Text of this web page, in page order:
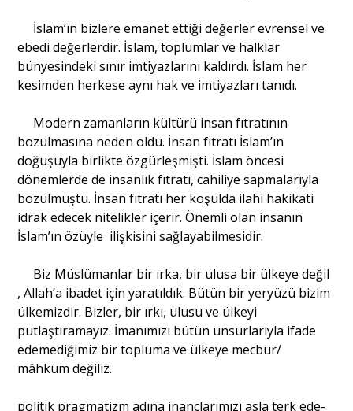
İslam’ın bizlere emanet ettiği değerler evrensel ve
ebedi değerlerdir. İslam, toplumlar ve halklar
bünyesindeki sınır imtiyazlarını kaldırdı. İslam her
kesimden herkese aynı hak ve imtiyazları tanıdı.
Modern zamanların kültürü insan fıtratının
bozulmasına neden oldu. İnsan fıtratı İslam’ın
doğuşuyla birlikte özgürleşmişti. İslam öncesi
dönemlerde de insanlık fıtratı, cahiliye sapmalarıyla
bozulmuştu. İnsan fıtratı her koşulda ilahi hakikati
idrak edecek nitelikler içerir. Önemli olan insanın
İslam’ın özüyle ilişkisini sağlayabilmesidir.
Biz Müslümanlar bir ırka, bir ulusa bir ülkeye değil
, Allah’a ibadet için yaratıldık. Bütün bir yeryüzü bizim
ülkemizdir. Bizler, bir ırkı, ulusu ve ülkeyi
putlaştıramayız. İmanımızı bütün unsurlarıyla ifade
edemediğimiz bir topluma ve ülkeye mecbur/
mâhkum değiliz.
politik pragmatizm adına inançlarımızı asla terk ede­